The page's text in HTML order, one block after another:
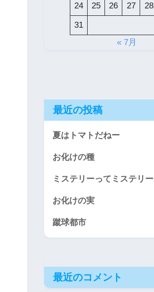
24 25 26 27 28
31
« 7月
最近の投稿
夏はトマトだねー
お化けの種
ミステリーってミステリー
お化けの実
蹴球都市
最近のコメント